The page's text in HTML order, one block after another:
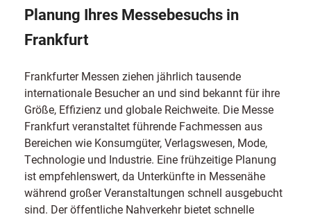
Planung Ihres Messebesuchs in
Frankfurt
Frankfurter Messen ziehen jährlich tausende
internationale Besucher an und sind bekannt für ihre
Größe, Effizienz und globale Reichweite. Die Messe
Frankfurt veranstaltet führende Fachmessen aus
Bereichen wie Konsumgüter, Verlagswesen, Mode,
Technologie und Industrie. Eine frühzeitige Planung
ist empfehlenswert, da Unterkünfte in Messenähe
während großer Veranstaltungen schnell ausgebucht
sind. Der öffentliche Nahverkehr bietet schnelle